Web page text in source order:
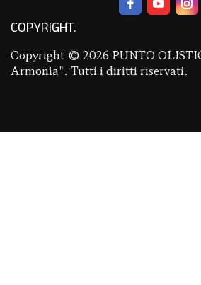
COPYRIGHT
Copyright © 2026 PUNTO
Armonia". Tutti i diritti riservati.